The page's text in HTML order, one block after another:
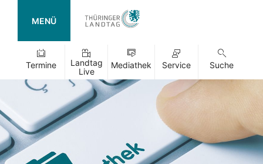
MENÜ
Termine
Landtag
Live
Mediathek Service Suche